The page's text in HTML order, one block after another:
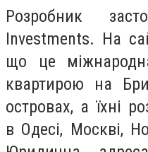
Розробник
Investments. На
що це
квартирою на
островах, а їхні
в Одесі, Москві,